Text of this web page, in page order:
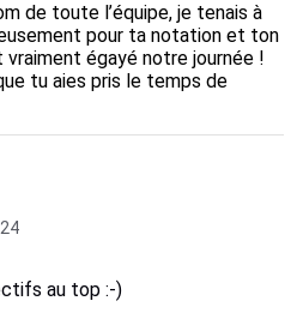
de toute l’équipe, je tenais à
pour ta notation et ton
égayé notre journée !
tu aies pris le temps de
au top :-)